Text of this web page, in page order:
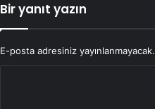
Bir yanıt yazın
E-posta adresiniz yayınlanmayacak.